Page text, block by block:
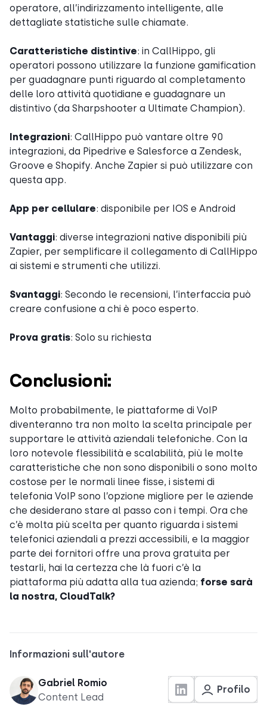
operatore, all’indirizzamento intelligente, alle
dettagliate statistiche sulle chiamate.
Caratteristiche distintive: in CallHippo, gli
operatori possono utilizzare la funzione gamification
per guadagnare punti riguardo al completamento
delle loro attività quotidiane e guadagnare un
distintivo (da Sharpshooter a Ultimate Champion).
Integrazioni: CallHippo può vantare oltre 90
integrazioni, da Pipedrive e Salesforce a Zendesk,
Groove e Shopify. Anche Zapier si può utilizzare con
questa app.
App per cellulare: disponibile per IOS e Android
Vantaggi: diverse integrazioni native disponibili più
Zapier, per semplificare il collegamento di CallHippo
ai sistemi e strumenti che utilizzi.
Svantaggi: Secondo le recensioni, l’interfaccia può
creare confusione a chi è poco esperto.
Prova gratis: Solo su richiesta
Conclusioni:
Molto probabilmente, le piattaforme di VoIP
diventeranno tra non molto la scelta principale per
supportare le attività aziendali telefoniche. Con la
loro notevole flessibilità e scalabilità, più le molte
caratteristiche che non sono disponibili o sono molto
costose per le normali linee fisse, i sistemi di
telefonia VoIP sono l’opzione migliore per le aziende
che desiderano stare al passo con i tempi. Ora che
c’è molta più scelta per quanto riguarda i sistemi
telefonici aziendali a prezzi accessibili, e la maggior
parte dei fornitori offre una prova gratuita per
testarli, hai la certezza che là fuori c’è la
piattaforma più adatta alla tua azienda; forse sarà
la nostra, CloudTalk?
Informazioni sull'autore
Gabriel Romio
Content Lead
Profilo